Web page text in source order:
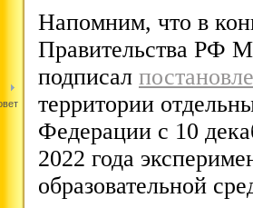
Напомним, что в
Правительства РФ
подписал
территории
Федерации с 10
2022 года
образовательной